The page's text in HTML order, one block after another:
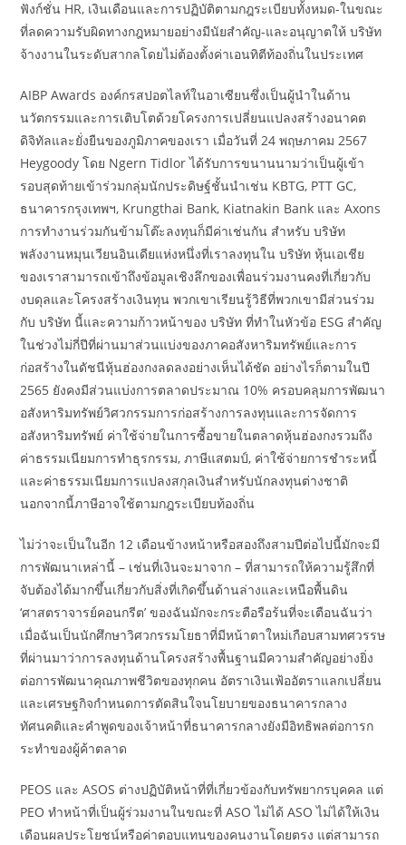
ฟังก์ชั่น HR, เงินเดือนและการปฏิบัติตามกฎระเบียบทั้งหมด-ในขณะ
ที่ลดความรับผิดทางกฎหมายอย่างมีนัยสำคัญ-และอนุญาตให้ บริษัท
จ้างงานในระดับสากลโดยไม่ต้องตั้งค่าเอนทิตีท้องถิ่นในประเทศ
AIBP Awards องค์กรสปอตไลท์ในอาเซียนซึ่งเป็นผู้นำในด้าน
นวัตกรรมและการเติบโตด้วยโครงการเปลี่ยนแปลงสร้างอนาคต
ดิจิทัลและยั่งยืนของภูมิภาคของเรา เมื่อวันที่ 24 พฤษภาคม 2567
Heygoody โดย Ngern Tidlor ได้รับการขนานนามว่าเป็นผู้เข้า
รอบสุดท้ายเข้าร่วมกลุ่มนักประดิษฐ์ชั้นนำเช่น KBTG, PTT GC,
ธนาคารกรุงเทพฯ, Krungthai Bank, Kiatnakin Bank และ Axons
การทำงานร่วมกันข้ามโต๊ะลงทุนก็มีค่าเช่นกัน สำหรับ บริษัท
พลังงานหมุนเวียนอินเดียแห่งหนึ่งที่เราลงทุนใน บริษัท หุ้นเอเชีย
ของเราสามารถเข้าถึงข้อมูลเชิงลึกของเพื่อนร่วมงานคงที่เกี่ยวกับ
งบดุลและโครงสร้างเงินทุน พวกเขาเรียนรู้วิธีที่พวกเขามีส่วนร่วม
กับ บริษัท นี้และความก้าวหน้าของ บริษัท ที่ทำในหัวข้อ ESG สำคัญ
ในช่วงไม่กี่ปีที่ผ่านมาส่วนแบ่งของภาคอสังหาริมทรัพย์และการ
ก่อสร้างในดัชนีหุ้นฮ่องกงลดลงอย่างเห็นได้ชัด อย่างไรก็ตามในปี
2565 ยังคงมีส่วนแบ่งการตลาดประมาณ 10% ครอบคลุมการพัฒนา
อสังหาริมทรัพย์วิศวกรรมการก่อสร้างการลงทุนและการจัดการ
อสังหาริมทรัพย์ ค่าใช้จ่ายในการซื้อขายในตลาดหุ้นฮ่องกงรวมถึง
ค่าธรรมเนียมการทำธุรกรรม, ภาษีแสตมป์, ค่าใช้จ่ายการชำระหนี้
และค่าธรรมเนียมการแปลงสกุลเงินสำหรับนักลงทุนต่างชาติ
นอกจากนี้ภาษีอาจใช้ตามกฎระเบียบท้องถิ่น
ไม่ว่าจะเป็นในอีก 12 เดือนข้างหน้าหรือสองถึงสามปีต่อไปนี้มักจะมี
การพัฒนาเหล่านี้ – เช่นที่เงินจะมาจาก – ที่สามารถให้ความรู้สึกที่
จับต้องได้มากขึ้นเกี่ยวกับสิ่งที่เกิดขึ้นด้านล่างและเหนือพื้นดิน
‘ศาสตราจารย์คอนกรีต’ ของฉันมักจะกระตือรือร้นที่จะเตือนฉันว่า
เมื่อฉันเป็นนักศึกษาวิศวกรรมโยธาที่มีหน้าตาใหม่เกือบสามทศวรรษ
ที่ผ่านมาว่าการลงทุนด้านโครงสร้างพื้นฐานมีความสำคัญอย่างยิ่ง
ต่อการพัฒนาคุณภาพชีวิตของทุกคน อัตราเงินเฟ้ออัตราแลกเปลี่ยน
และเศรษฐกิจกำหนดการตัดสินใจนโยบายของธนาคารกลาง
ทัศนคติและคำพูดของเจ้าหน้าที่ธนาคารกลางยังมีอิทธิพลต่อการก
ระทำของผู้ค้าตลาด
PEOS และ ASOS ต่างปฏิบัติหน้าที่ที่เกี่ยวข้องกับทรัพยากรบุคคล แต่
PEO ทำหน้าที่เป็นผู้ร่วมงานในขณะที่ ASO ไม่ได้ ASO ไม่ได้ให้เงิน
เดือนผลประโยชน์หรือค่าตอบแทนของคนงานโดยตรง แต่สามารถ